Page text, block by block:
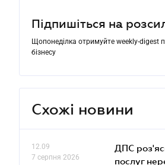
Підпишіться на
Щопонеділка отримуйте weekly-digest
бізнесу
Схожі новини
12.09
7 серпня 2026
ДПС
послуг